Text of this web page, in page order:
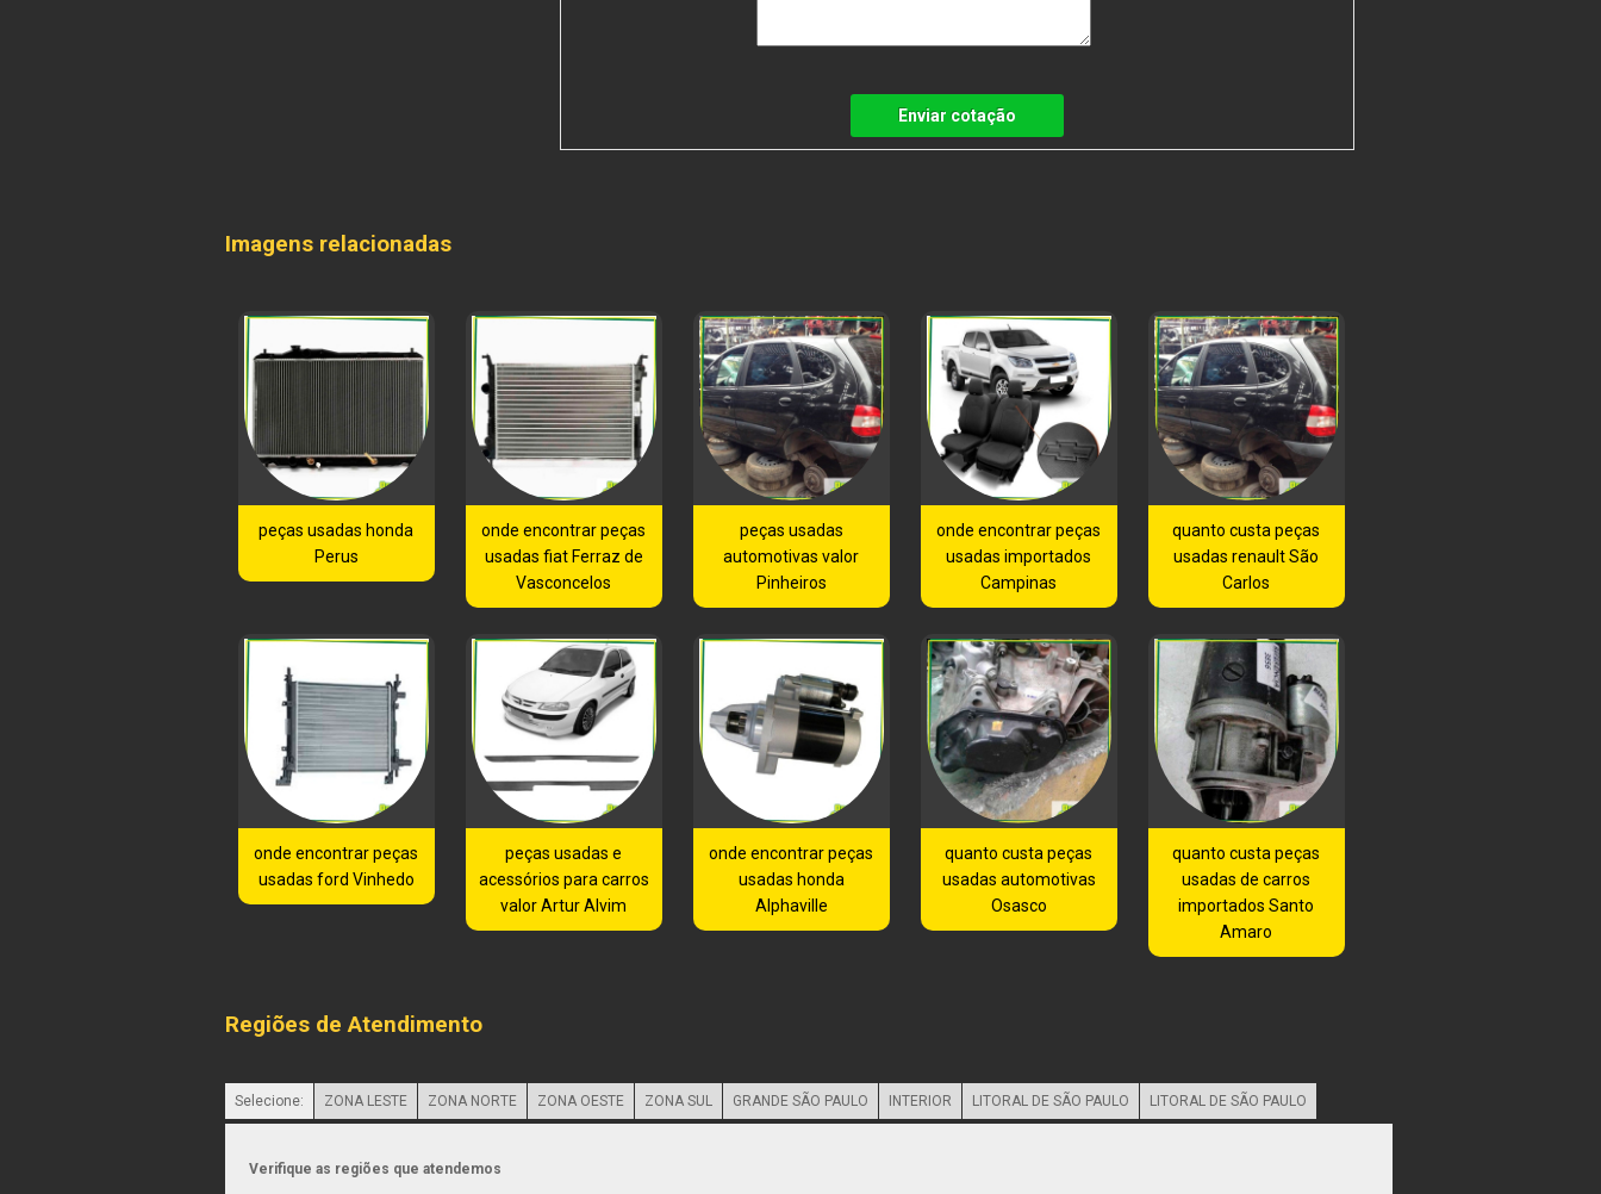
Enviar cotação
Imagens relacionadas
peças usadas honda
Perus
onde encontrar peças
usadas fiat Ferraz de
Vasconcelos
peças usadas
automotivas valor
Pinheiros
onde encontrar peças
usadas importados
Campinas
quanto custa peças
usadas renault São
Carlos
onde encontrar peças
usadas ford Vinhedo
peças usadas e
acessórios para carros
valor Artur Alvim
onde encontrar peças
usadas honda
Alphaville
quanto custa peças
usadas automotivas
Osasco
quanto custa peças
usadas de carros
importados Santo
Amaro
Regiões de Atendimento
Selecione: ZONA LESTE ZONA NORTE ZONA OESTE ZONA SUL GRANDE SÃO PAULO INTERIOR LITORAL DE SÃO PAULO LITORAL DE SÃO PAULO
Verifique as regiões que atendemos